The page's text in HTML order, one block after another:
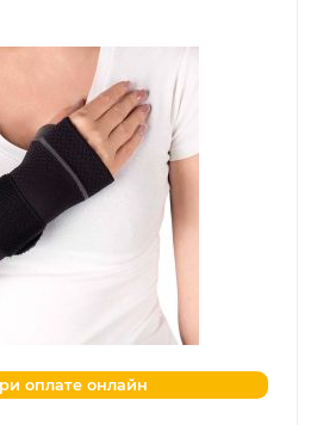
оплате онлайн